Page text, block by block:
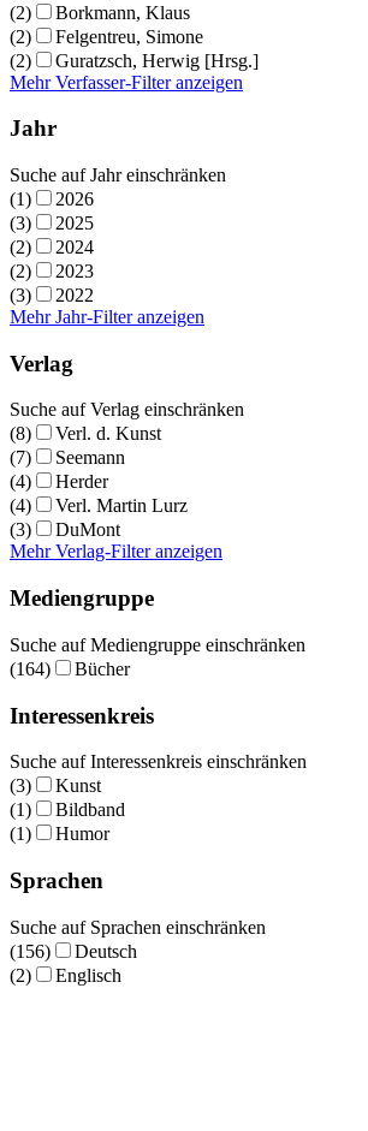
(2)
Borkmann, Klaus
(2)
Felgentreu, Simone
(2)
Guratzsch, Herwig [Hrsg.]
Mehr Verfasser-Filter anzeigen
Jahr
Suche auf Jahr einschränken
(1)
2026
(3)
2025
(2)
2024
(2)
2023
(3)
2022
Mehr Jahr-Filter anzeigen
Verlag
Suche auf Verlag einschränken
(8)
Verl. d. Kunst
(7)
Seemann
(4)
Herder
(4)
Verl. Martin Lurz
(3)
DuMont
Mehr Verlag-Filter anzeigen
Mediengruppe
Suche auf Mediengruppe einschränken
(164)
Bücher
Interessenkreis
Suche auf Interessenkreis einschränken
(3)
Kunst
(1)
Bildband
(1)
Humor
Sprachen
Suche auf Sprachen einschränken
(156)
Deutsch
(2)
Englisch